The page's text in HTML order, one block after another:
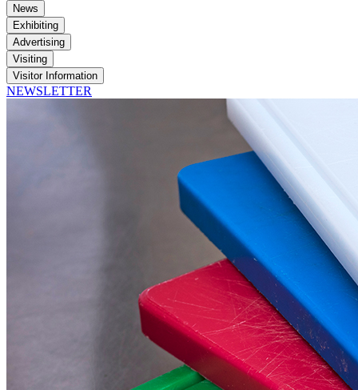
News
Exhibiting
Advertising
Visiting
Visitor Information
NEWSLETTER